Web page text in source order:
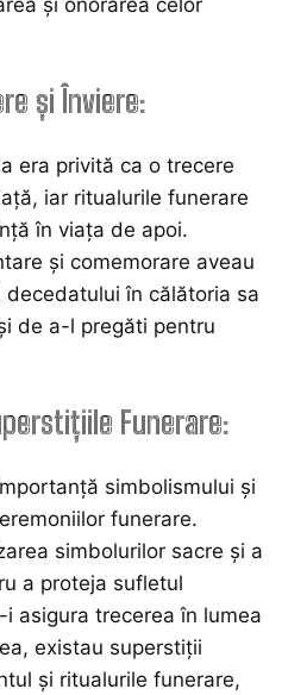
și Înviere:
era privită ca o trecere
iar ritualurile funerare
în viața de apoi.
și comemorare aveau
în călătoria sa
de a-l pregăti pentru
Funerare:
simbolismului și
funerare.
simbolurilor sacre și a
a proteja sufletul
asigura trecerea în lumea
existau superstiții
și ritualurile funerare,